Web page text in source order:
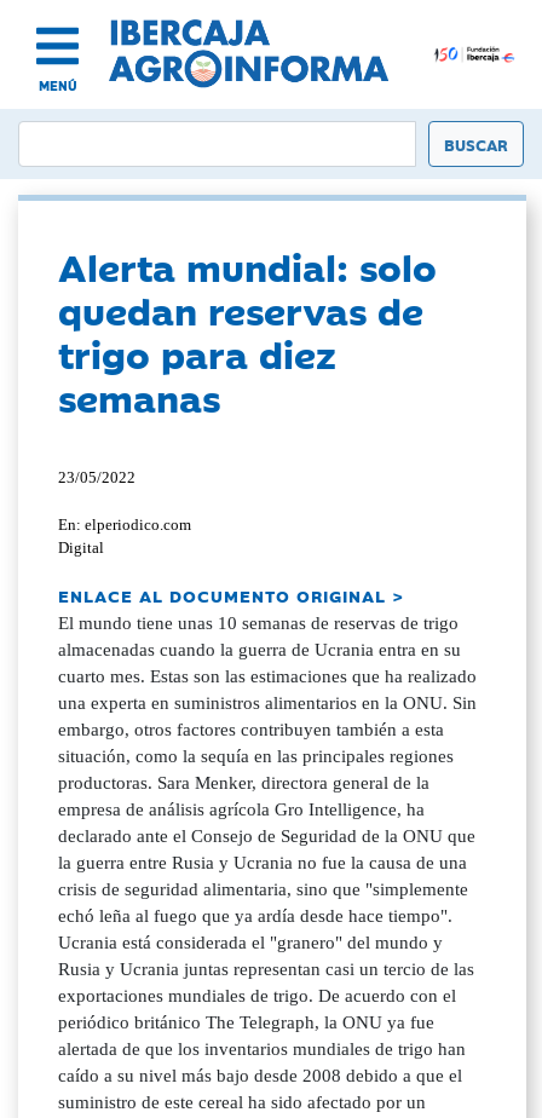
MENÚ
Alerta mundial: solo
quedan reservas de
trigo para diez
semanas
23/05/2022
En: elperiodico.com
Digital
ENLACE AL DOCUMENTO ORIGINAL >
El mundo tiene unas 10 semanas de reservas de trigo
almacenadas cuando la guerra de Ucrania entra en su
cuarto mes. Estas son las estimaciones que ha realizado
una experta en suministros alimentarios en la ONU. Sin
embargo, otros factores contribuyen también a esta
situación, como la sequía en las principales regiones
productoras. Sara Menker, directora general de la
empresa de análisis agrícola Gro Intelligence, ha
declarado ante el Consejo de Seguridad de la ONU que
la guerra entre Rusia y Ucrania no fue la causa de una
crisis de seguridad alimentaria, sino que "simplemente
echó leña al fuego que ya ardía desde hace tiempo".
Ucrania está considerada el "granero" del mundo y
Rusia y Ucrania juntas representan casi un tercio de las
exportaciones mundiales de trigo. De acuerdo con el
periódico británico The Telegraph, la ONU ya fue
alertada de que los inventarios mundiales de trigo han
caído a su nivel más bajo desde 2008 debido a que el
suministro de este cereal ha sido afectado por un